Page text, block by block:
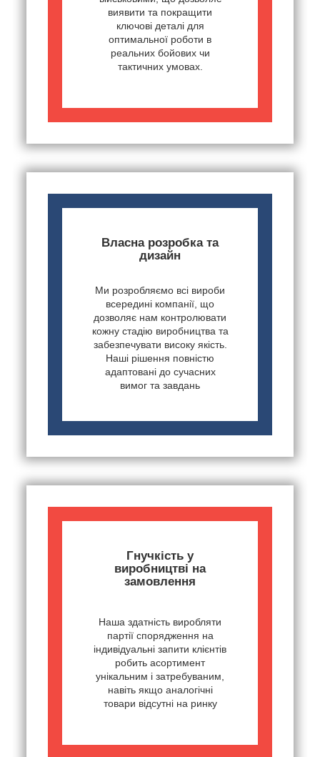
виявити та покращити
ключові деталі для
оптимальної роботи в
реальних бойових чи
тактичних умовах.
Власна розробка та
дизайн
Ми розробляємо всі вироби
всередині компанії, що
дозволяє нам контролювати
кожну стадію виробництва та
забезпечувати високу якість.
Наші рішення повністю
адаптовані до сучасних
вимог та завдань
Гнучкість у
виробництві на
замовлення
Наша здатність виробляти
партії спорядження на
індивідуальні запити клієнтів
робить асортимент
унікальним і затребуваним,
навіть якщо аналогічні
товари відсутні на ринку